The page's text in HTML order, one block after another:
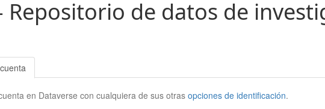
Repositorio de datos de
en Dataverse con cualquiera de sus otrasopciones de identificación.